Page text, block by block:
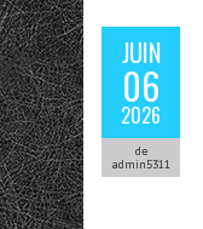
JUIN
06
2026
de
admin5311